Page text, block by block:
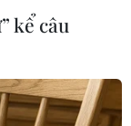
Việt Nam
các nhà đầu
công,
kể câu